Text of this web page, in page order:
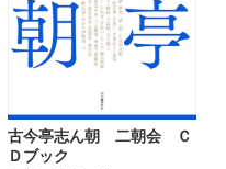
古今亭志ん朝 二朝会 Ｃ
Ｄブック